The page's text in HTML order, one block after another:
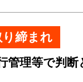
締まれ
理等で判断